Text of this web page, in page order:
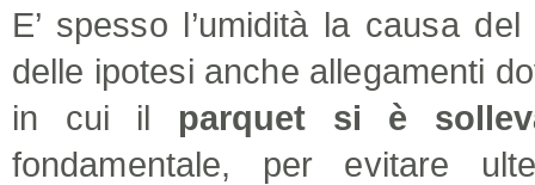
E’ spesso l’umidità la causa del
delle ipotesi anche allegamenti
in cui il parquet si è
fondamentale, per evitare